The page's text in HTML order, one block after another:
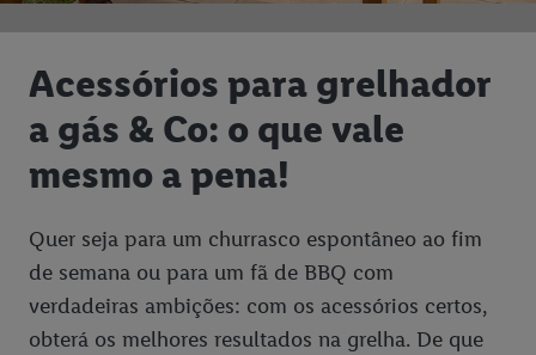
Acessórios para grelhador
a gás & Co: o que vale
mesmo a pena!
Quer seja para um churrasco espontâneo ao fim
de semana ou para um fã de BBQ com
verdadeiras ambições: com os acessórios certos,
obterá os melhores resultados na grelha. De que